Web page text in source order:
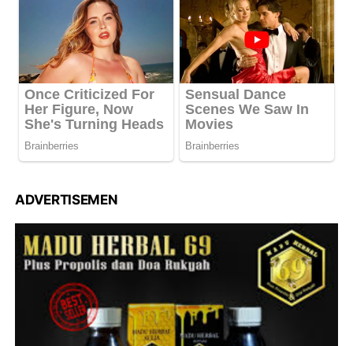
ADVERTISEMEN